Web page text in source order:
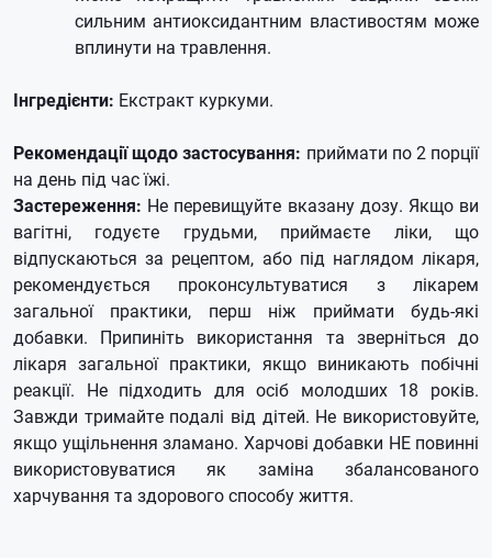
сильним антиоксидантним властивостям може
вплинути на травлення.
Інгредієнти: Екстракт куркуми.
Рекомендації щодо застосування: приймати по 2 порції
на день під час їжі.
Застереження: Не перевищуйте вказану дозу. Якщо ви
вагітні, годуєте грудьми, приймаєте ліки, що
відпускаються за рецептом, або під наглядом лікаря,
рекомендується проконсультуватися з лікарем
загальної практики, перш ніж приймати будь-які
добавки. Припиніть використання та зверніться до
лікаря загальної практики, якщо виникають побічні
реакції. Не підходить для осіб молодших 18 років.
Завжди тримайте подалі від дітей. Не використовуйте,
якщо ущільнення зламано. Харчові добавки НЕ повинні
використовуватися як заміна збалансованого
харчування та здорового способу життя.